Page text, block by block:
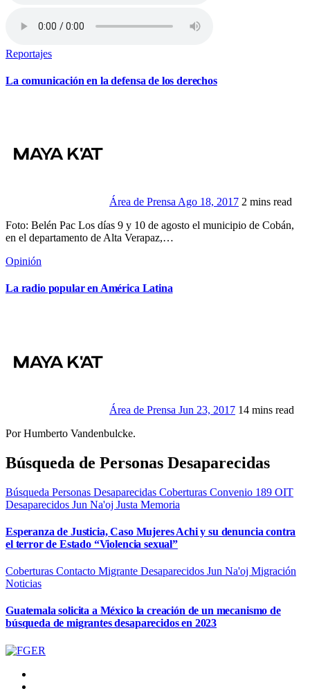
Reportajes
La comunicación en la defensa de los derechos
Área de Prensa Ago 18, 2017 2 mins read
Foto: Belén Pac Los días 9 y 10 de agosto el municipio de Cobán,
en el departamento de Alta Verapaz,…
Opinión
La radio popular en América Latina
Área de Prensa Jun 23, 2017 14 mins read
Por Humberto Vandenbulcke.
Búsqueda de Personas Desaparecidas
Búsqueda Personas Desaparecidas Coberturas Convenio 189 OIT
Desaparecidos Jun Na'oj Justa Memoria
Esperanza de Justicia, Caso Mujeres Achi y su denuncia contra
el terror de Estado “Violencia sexual”
Coberturas Contacto Migrante Desaparecidos Jun Na'oj Migración
Noticias
Guatemala solicita a México la creación de un mecanismo de
búsqueda de migrantes desaparecidos en 2023